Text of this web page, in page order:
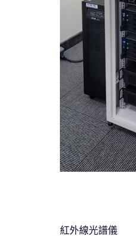
紅外線光譜儀